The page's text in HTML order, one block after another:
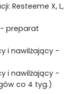
Resteeme X, L,
preparat
i nawilżający -
i nawilżający -
co 4 tyg.)